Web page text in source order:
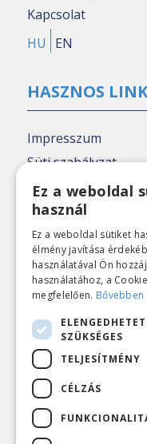
Kapcsolat
HU
EN
HASZNOS
Impresszum
Süti szabályzat
Adatkezelési
Nézőpont archív
E-mail:
KAPCSOLAT
Levelezési cím:
E-mail:
Ez a weboldal
használ
Ez a weboldal sütiket
élmény javítása
használatával Ön
használatához, a
megfelelően. Bővebben
SZÜKSÉGES
TELJESÍTMÉNY
CÉLZÁS